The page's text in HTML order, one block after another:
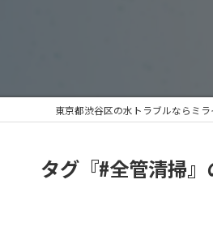
東京都渋谷区の水トラブルならミ
タグ『#全管清掃